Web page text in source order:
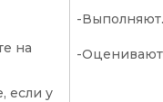
на
если у
-Выполняют.
-